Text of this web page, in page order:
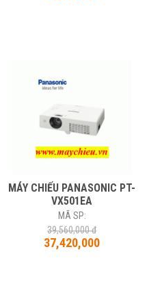
MÁY CHIẾU PANASONIC PT-
VX501EA
MÃ SP:
39,560,000 đ
37,420,000